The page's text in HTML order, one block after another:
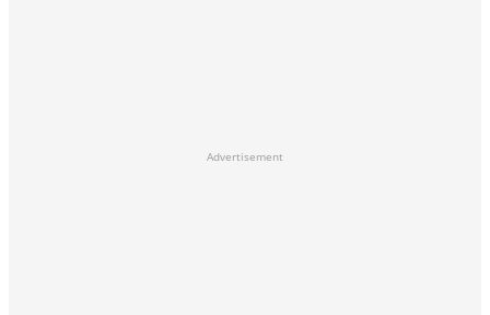
Advertisement